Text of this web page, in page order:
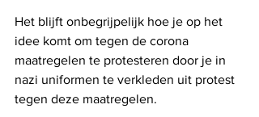
Het blijft onbegrijpelijk hoe je op het
idee komt om tegen de corona
maatregelen te protesteren door je in
nazi uniformen te verkleden uit protest
tegen deze maatregelen.